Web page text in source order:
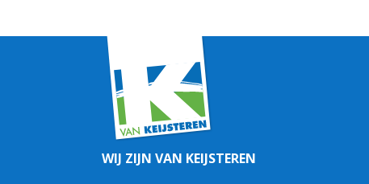
WIJ ZIJN VAN KEIJSTEREN